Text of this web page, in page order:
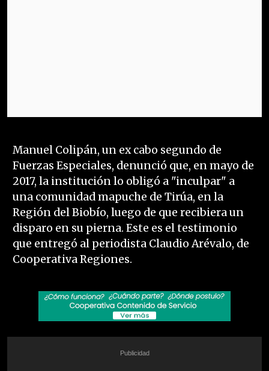
Manuel Colipán, un ex cabo segundo de
Fuerzas Especiales, denunció que, en mayo de
2017, la institución lo obligó a "inculpar" a
una comunidad mapuche de Tirúa, en la
Región del Biobío, luego de que recibiera un
disparo en su pierna. Este es el testimonio
que entregó al periodista Claudio Arévalo, de
Cooperativa Regiones.